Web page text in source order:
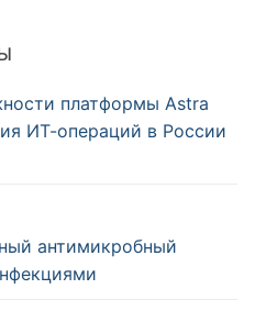
платформы Astra
ИТ-операций в России
антимикробный